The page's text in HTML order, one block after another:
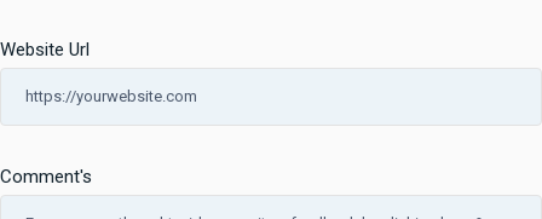
Comment's
Website Url